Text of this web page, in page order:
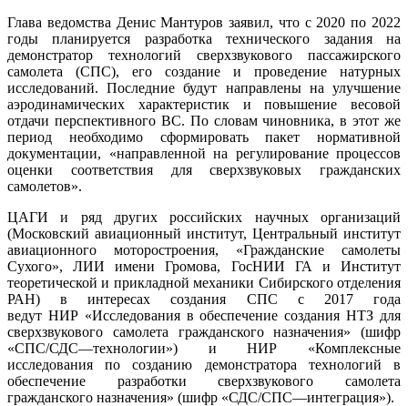
Глава ведомства Денис Мантуров заявил, что с 2020 по 2022
годы планируется разработка технического задания на
демонстратор технологий сверхзвукового пассажирского
самолета (СПС), его создание и проведение натурных
исследований. Последние будут направлены на улучшение
аэродинамических характеристик и повышение весовой
отдачи перспективного ВС. По словам чиновника, в этот же
период необходимо сформировать пакет нормативной
документации, «направленной на регулирование процессов
оценки соответствия для сверхзвуковых гражданских
самолетов».
ЦАГИ и ряд других российских научных организаций
(Московский авиационный институт, Центральный институт
авиационного моторостроения, «Гражданские самолеты
Сухого», ЛИИ имени Громова, ГосНИИ ГА и Институт
теоретической и прикладной механики Сибирского отделения
РАН) в интересах создания СПС с 2017 года
ведут НИР «Исследования в обеспечение создания НТЗ для
сверхзвукового самолета гражданского назначения» (шифр
«СПС/СДС—технологии») и НИР «Комплексные
исследования по созданию демонстратора технологий в
обеспечение разработки сверхзвукового самолета
гражданского назначения» (шифр «СДС/СПС—интеграция»).